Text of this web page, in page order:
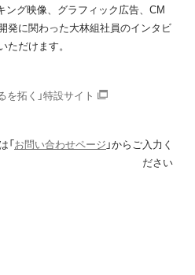
ング映像、グラフィック広告、CM
発に関わった大林組社員のインタビ
だけます。
拓く」特設サイト
「お問い合わせページ 」からご入力く
ださい